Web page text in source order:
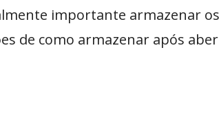
importante armazenar
de como armazenar após